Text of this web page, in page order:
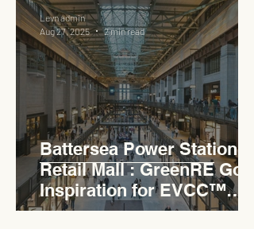
Battersea Power Station
Retail Mall : GreenRE Gold
Inspiration for EVCC™
Pedas RSA
Levn admin
Aug 27, 2025
2 min read